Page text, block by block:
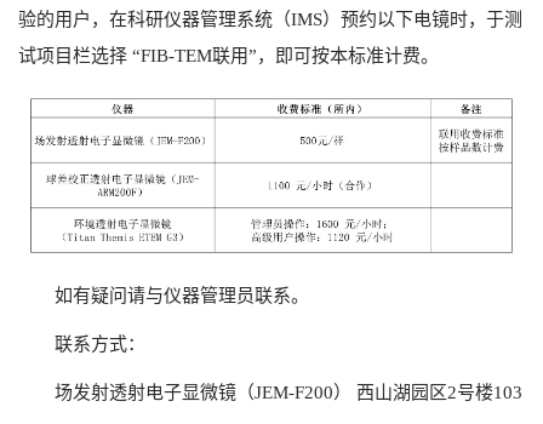
验的用户，在科研仪器管理系统（IMS）预约以下电镜时，于测
试项目栏选择 “FIB-TEM联用”，即可按本标准计费。
如有疑问请与仪器管理员联系。
联系方式：
场发射透射电子显微镜（JEM-F200） 西山湖园区2号楼103